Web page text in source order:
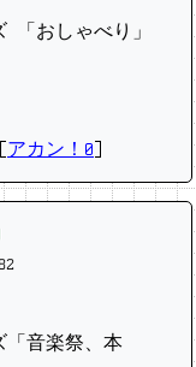
「おしゃべり」
アカン！0
「音楽祭、本